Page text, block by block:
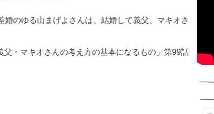
のゆる山まげよさんは、結婚して義父、マキオさ
・マキオさんの考え方の基本になるもの」第99話